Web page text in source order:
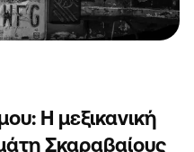
Η μεξικανική
Σκαραβαίους